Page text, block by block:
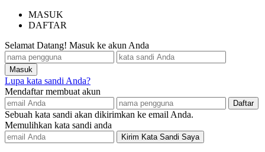
MASUK
DAFTAR
Selamat Datang! Masuk ke akun Anda
Lupa kata sandi Anda?
Mendaftar membuat akun
Sebuah kata sandi akan dikirimkan ke email Anda.
Memulihkan kata sandi anda